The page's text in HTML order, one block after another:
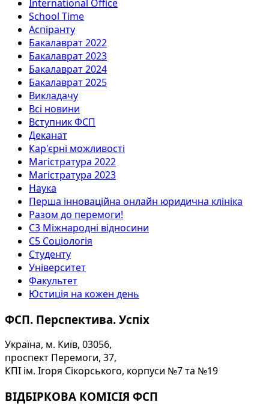
International Office
School Time
Аспіранту
Бакалаврат 2022
Бакалаврат 2023
Бакалаврат 2024
Бакалаврат 2025
Викладачу
Всі новини
Вступник ФСП
Деканат
Кар'єрні можливості
Магістратура 2022
Магістратура 2023
Наука
Перша інноваційна онлайн юридична клініка
Разом до перемоги!
С3 Міжнародні відносини
С5 Соціологія
Студенту
Університет
Факультет
Юстиція на кожен день
ФСП. Перспектива. Успіх
Україна, м. Київ, 03056,
проспект Перемоги, 37,
КПІ ім. Ігоря Сікорського, корпуси №7 та №19
ВІДБІРКОВА КОМІСІЯ ФСП